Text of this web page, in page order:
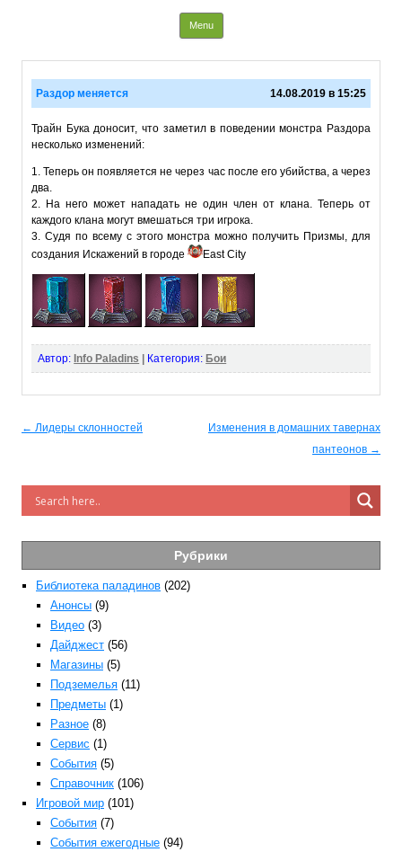
Info PaladinsMenu
Skip to content
Раздор меняется 14.08.2019 в 15:25
Трайн Бука доносит, что заметил в поведении монстра Раздора
несколько изменений:
1. Теперь он появляется не через час после его убийства, а через
два.
2. На него может нападать не один член от клана. Теперь от
каждого клана могут вмешаться три игрока.
3. Судя по всему с этого монстра можно получить Призмы, для
создания Искажений в городе
East City
Автор: Info Paladins Категория: Бои
Post navigation
← Лидеры склонностей
Изменения в домашних тавернах
пантеонов →
Рубрики
Библиотека паладинов (202)
Анонсы (9)
Видео (3)
Дайджест (56)
Магазины (5)
Подземелья (11)
Предметы (1)
Разное (8)
Сервис (1)
События (5)
Справочник (106)
Игровой мир (101)
События (7)
События ежегодные (94)